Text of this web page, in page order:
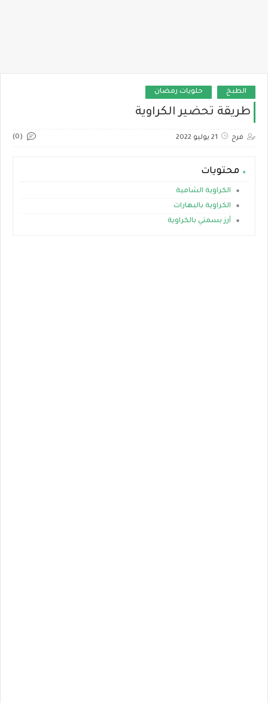
الطبخ حلويات رمضان
طريقة تحضير الكراوية
فرح 21 يوليو 2022 (0)
محتويات
الكراوية الشامية
الكراوية بالبهارات
أرز بسمتي بالكراوية